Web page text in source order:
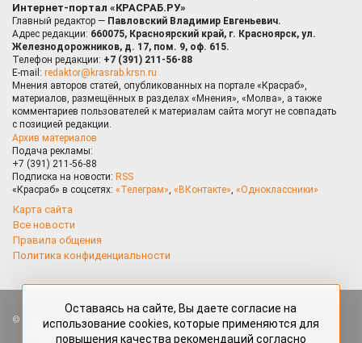
Интернет-портал «КРАСРАБ.РУ»
Главный редактор — Павловский Владимир Евгеньевич.
Адрес редакции: 660075, Красноярский край, г. Красноярск, ул.
Железнодорожников, д. 17, пом. 9, оф. 615.
Телефон редакции: +7 (391) 211-56-88
E-mail: redaktor@krasrab.krsn.ru
Мнения авторов статей, опубликованных на портале «Красраб»,
материалов, размещённых в разделах «Мнения», «Молва», а также
комментариев пользователей к материалам сайта могут не совпадать
с позицией редакции.
Архив материалов
Подача рекламы:
+7 (391) 211-56-88
Подписка на новости: RSS
«Красраб» в соцсетях: «Телеграм», «ВКонтакте», «Одноклассники»
Карта сайта
Все новости
Правила общения
Политика конфиденциальности
Все права защищены. Любые материалы, размещённые на портале
«Красраб.ру» сотрудниками редакции, нештатными авторами
Оставаясь на сайте, Вы даете согласие на
использование cookies, которые применяются для
повышения качества рекомендаций согласно